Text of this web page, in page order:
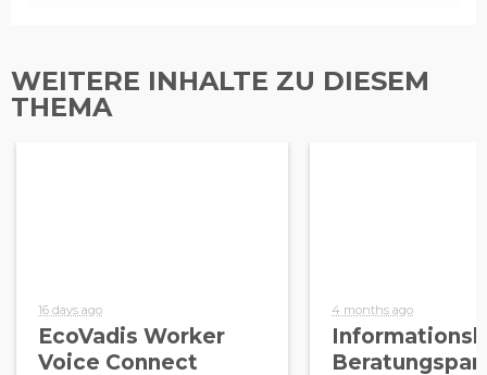
WEITERE INHALTE ZU DIESEM
THEMA
16 days ago
EcoVadis Worker
Voice Connect
4 months ago